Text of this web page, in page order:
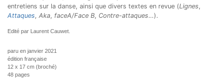
entretiens sur la danse, ainsi que divers textes en revue (Lignes,
Attaques, Aka, faceA/Face B, Contre-attaques…).
Edité par Laurent Cauwet.
paru en janvier 2021
édition française
12 x 17 cm (broché)
48 pages